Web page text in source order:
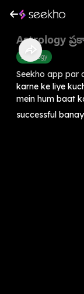
Astrology
Astrology
Seekho app par
karne ke liye
mein hum baat
successful